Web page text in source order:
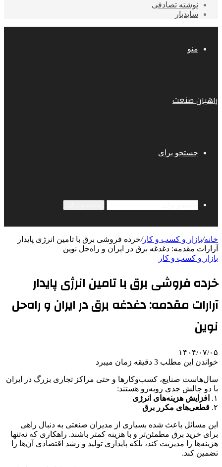
نوشته تصادفی
سایدبار
منو
راهیان صنعت
جستجو برای
خانه/بازار و کسب و کار/خرده فروشی برق با تامین انرژی پایدار
آرارات مقدمه: دغدغه برق در ایران و راه‌حل نوین
بازار و کسب و کار
خرده فروشی برق با تامین انرژی پایدار
آرارات مقدمه: دغدغه برق در ایران و راه‌حل
نوین
۱۴۰۴/۰۷/۰۵
خواندن این مطلب 3 دقیقه زمان میبرد
سال‌هاست صنایع، کسب‌وکارها و حتی مراکز تجاری بزرگ در ایران
با دو چالش جدی روبه‌رو هستند:
۱.
افزایش هزینه‌های انرژی
۲. قطعی‌های مکرر برق
این مسائل باعث شده بسیاری از مدیران صنعتی به دنبال راهی
برای خرید برق مطمئن‌تر و با هزینه کمتر باشند. راهکاری که نه‌تنها
هزینه‌ها را مدیریت کند، بلکه پایداری تولید و رشد اقتصادی آن‌ها را
تضمین کند.